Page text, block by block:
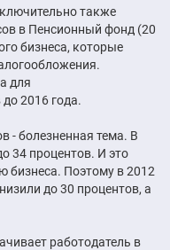
также
в Пенсионный фонд (20
бизнеса, которые
для
2016 года.
- болезненная тема. В
34 процентов. И это
бизнеса. Поэтому в 2012
до 30 процентов, а
работодатель в